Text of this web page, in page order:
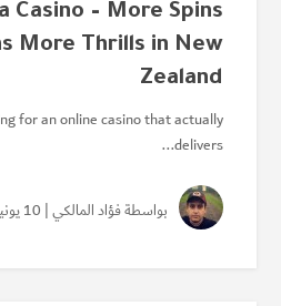
Casino – More Spins
More Thrills in New
Zealand
for an online casino that actually
delivers...
بواسطةفؤاد المالكي| 10 يونيو، 2026